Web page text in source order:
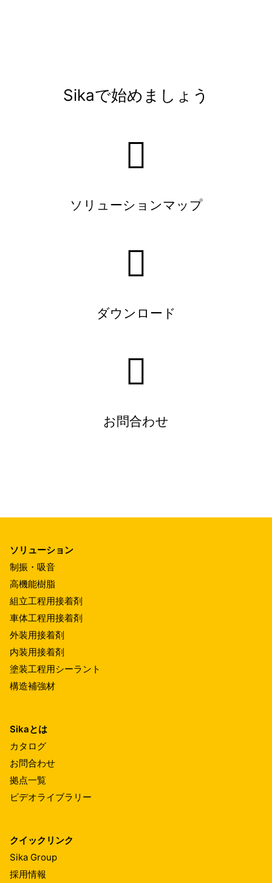
Sikaで始めましょう
ソリューションマップ
ダウンロード
お問合わせ
ソリューション
制振・吸音
高機能樹脂
組立工程用接着剤
車体工程用接着剤
外装用接着剤
内装用接着剤
塗装工程用シーラント
構造補強材
Sikaとは
カタログ
お問合わせ
拠点一覧
ビデオライブラリー
クイックリンク
Sika Group
採用情報